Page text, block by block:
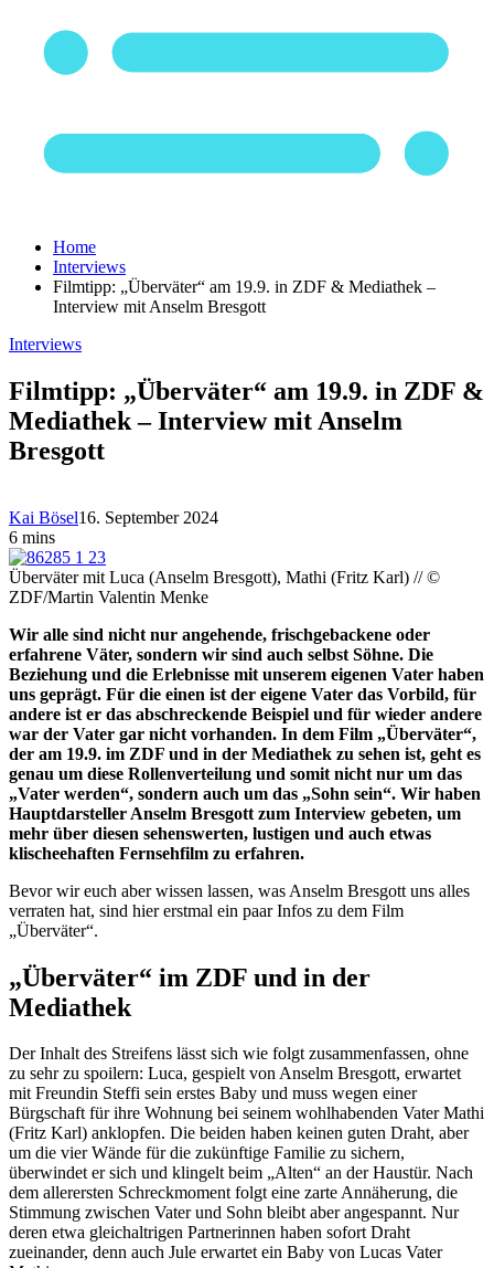
Home
Interviews
Filmtipp: „Überväter“ am 19.9. in ZDF & Mediathek –
Interview mit Anselm Bresgott
Interviews
Filmtipp: „Überväter“ am 19.9. in ZDF &
Mediathek – Interview mit Anselm
Bresgott
Kai Bösel16. September 2024
6 mins
Überväter mit Luca (Anselm Bresgott), Mathi (Fritz Karl) // ©
ZDF/Martin Valentin Menke
Wir alle sind nicht nur angehende, frischgebackene oder
erfahrene Väter, sondern wir sind auch selbst Söhne. Die
Beziehung und die Erlebnisse mit unserem eigenen Vater haben
uns geprägt. Für die einen ist der eigene Vater das Vorbild, für
andere ist er das abschreckende Beispiel und für wieder andere
war der Vater gar nicht vorhanden. In dem Film „Überväter“,
der am 19.9. im ZDF und in der Mediathek zu sehen ist, geht es
genau um diese Rollenverteilung und somit nicht nur um das
„Vater werden“, sondern auch um das „Sohn sein“. Wir haben
Hauptdarsteller Anselm Bresgott zum Interview gebeten, um
mehr über diesen sehenswerten, lustigen und auch etwas
klischeehaften Fernsehfilm zu erfahren.
Bevor wir euch aber wissen lassen, was Anselm Bresgott uns alles
verraten hat, sind hier erstmal ein paar Infos zu dem Film
„Überväter“.
„Überväter“ im ZDF und in der
Mediathek
Der Inhalt des Streifens lässt sich wie folgt zusammenfassen, ohne
zu sehr zu spoilern: Luca, gespielt von Anselm Bresgott, erwartet
mit Freundin Steffi sein erstes Baby und muss wegen einer
Bürgschaft für ihre Wohnung bei seinem wohlhabenden Vater Mathi
(Fritz Karl) anklopfen. Die beiden haben keinen guten Draht, aber
um die vier Wände für die zukünftige Familie zu sichern,
überwindet er sich und klingelt beim „Alten“ an der Haustür. Nach
dem allerersten Schreckmoment folgt eine zarte Annäherung, die
Stimmung zwischen Vater und Sohn bleibt aber angespannt. Nur
deren etwa gleichaltrigen Partnerinnen haben sofort Draht
zueinander, denn auch Jule erwartet ein Baby von Lucas Vater